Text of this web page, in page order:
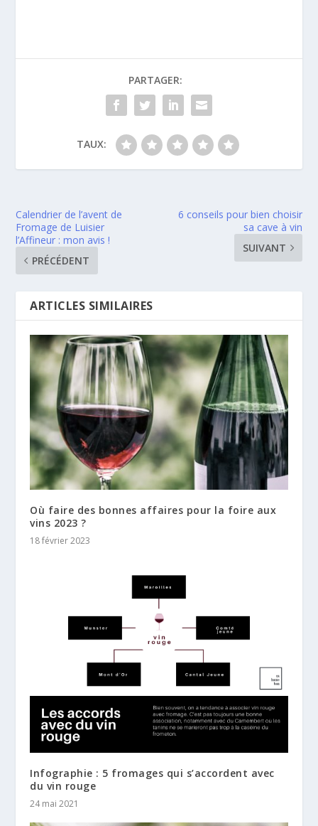
PARTAGER:
TAUX:
Calendrier de l’avent de
Fromage de Luisier
l’Affineur : mon avis !
PRÉCÉDENT
6 conseils pour bien choisir
sa cave à vin
SUIVANT
ARTICLES SIMILAIRES
Où faire des bonnes affaires pour la foire aux
vins 2023 ?
18 février 2023
Infographie : 5 fromages qui s’accordent avec
du vin rouge
24 mai 2021